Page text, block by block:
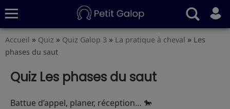
Quiz
Conseils
Fiches
S’abonner
Accueil » Quiz » Quiz Galop 3 » La pratique à cheval » Les
phases du saut
Quiz Les phases du saut
Battue d’appel, planer, réception… 🐎